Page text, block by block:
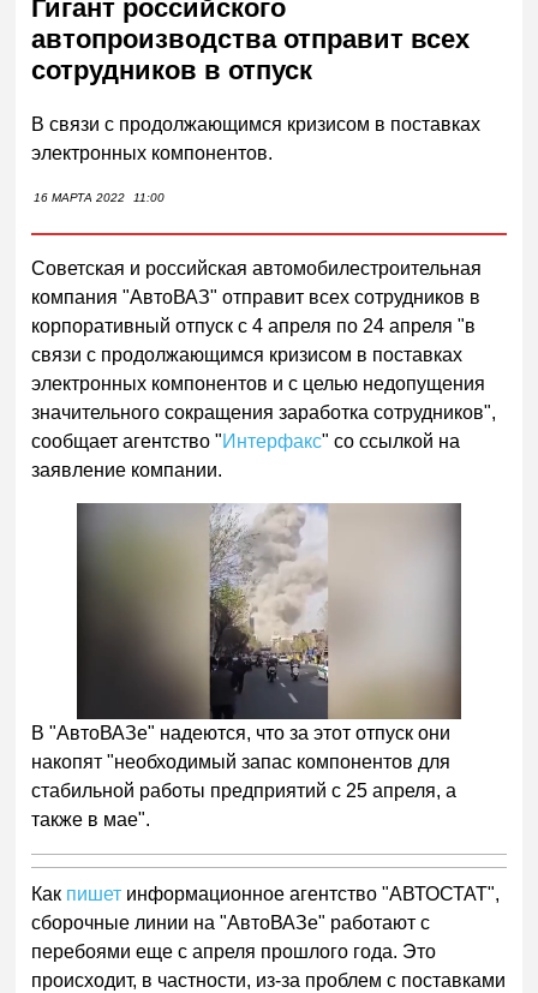
Гигант российского
автопроизводства отправит всех
сотрудников в отпуск
В связи с продолжающимся кризисом в поставках
электронных компонентов.
16 МАРТА 2022 11:00
Советская и российская автомобилестроительная
компания "АвтоВАЗ" отправит всех сотрудников в
корпоративный отпуск с 4 апреля по 24 апреля "в
связи с продолжающимся кризисом в поставках
электронных компонентов и с целью недопущения
значительного сокращения заработка сотрудников",
сообщает агентство "Интерфакс" со ссылкой на
заявление компании.
В "АвтоВАЗе" надеются, что за этот отпуск они
накопят "необходимый запас компонентов для
стабильной работы предприятий с 25 апреля, а
также в мае".
Как пишет информационное агентство "АВТОСТАТ",
сборочные линии на "АвтоВАЗе" работают с
перебоями еще с апреля прошлого года. Это
происходит, в частности, из-за проблем с поставками